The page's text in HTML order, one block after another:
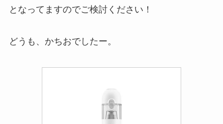
となってますのでご検討ください！
どうも、かちおでしたー。